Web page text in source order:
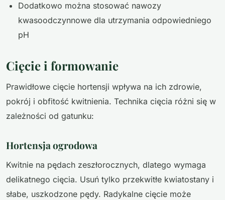
Dodatkowo można stosować nawozy
kwasoodczynnowe dla utrzymania odpowiedniego
pH
Cięcie i formowanie
Prawidłowe cięcie hortensji wpływa na ich zdrowie,
pokrój i obfitość kwitnienia. Technika cięcia różni się w
zależności od gatunku:
Hortensja ogrodowa
Kwitnie na pędach zeszłorocznych, dlatego wymaga
delikatnego cięcia. Usuń tylko przekwitłe kwiatostany i
słabe, uszkodzone pędy. Radykalne cięcie może